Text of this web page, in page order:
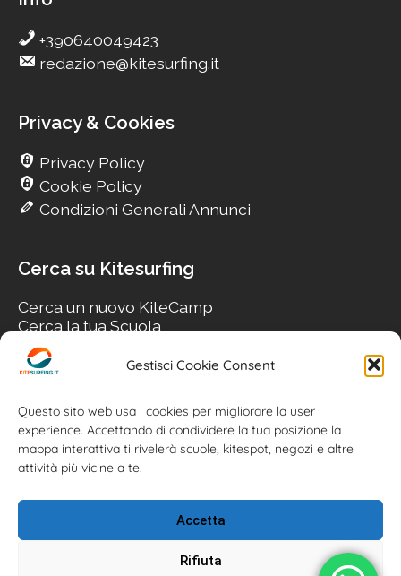
Gestisci Cookie Consent
Questo sito web usa i cookies per migliorare la user
experience. Accettando di condividere la tua posizione la
mappa interattiva ti rivelerà scuole, kitespot, negozi e altre
attività più vicine a te.
Accetta
Rifiuta
+390640049423
redazione@kitesurfing.it
Privacy & Cookies
Privacy Policy
Cookie Policy
Condizioni Generali Annunci
Cerca su Kitesurfing
Cerca un nuovo KiteCamp
Cerca la tua Scuola
Cerca il tuo KiteSpot
Cerca Accommodation
Cerca il tuo Usato